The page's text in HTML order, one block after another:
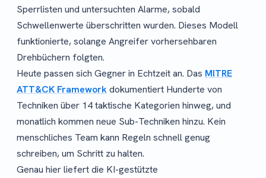
Sperrlisten und untersuchten Alarme, sobald
Schwellenwerte überschritten wurden. Dieses Modell
funktionierte, solange Angreifer vorhersehbaren
Drehbüchern folgten.
Heute passen sich Gegner in Echtzeit an. Das MITRE
ATT&CK Frameworkdokumentiert Hunderte von
Techniken über 14 taktische Kategorien hinweg, und
monatlich kommen neue Sub-Techniken hinzu. Kein
menschliches Team kann Regeln schnell genug
schreiben, um Schritt zu halten.
Genau hier liefert die KI-gestützte